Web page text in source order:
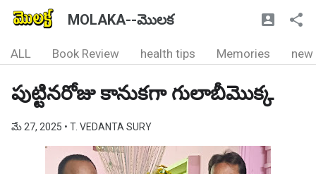
MOLAKA--మొలక
ALL Book Review health tips Memories new
పుట్టినరోజు కానుకగా గులాబీమొక్క
మే 27, 2025 • T. VEDANTA SURY